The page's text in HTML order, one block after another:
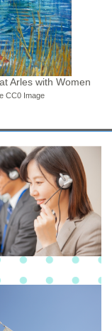
Arles with Women
CC0 Image